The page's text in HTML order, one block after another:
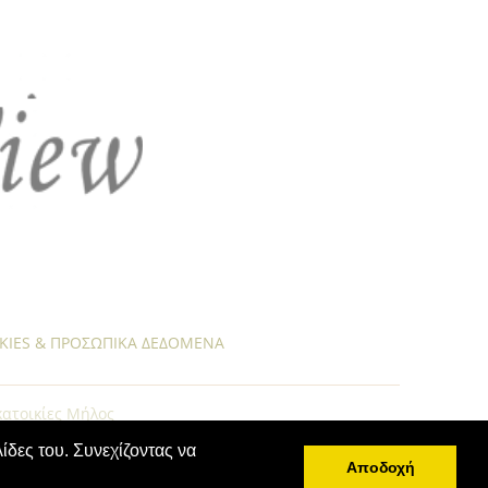
του. Συνεχίζοντας να
Αποδοχή
& ΠΡΟΣΩΠΙΚΑ ΔΕΔΟΜΕΝΑ
Μήλος